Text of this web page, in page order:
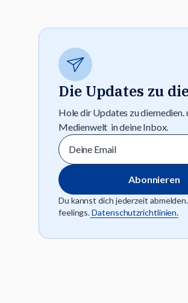
Die Updates zu
Hole dir Updates zu diemedien.
Medienwelt in deine Inbox.
Du kannst dich jederzeit
feelings.Datenschutzrichtlinien.